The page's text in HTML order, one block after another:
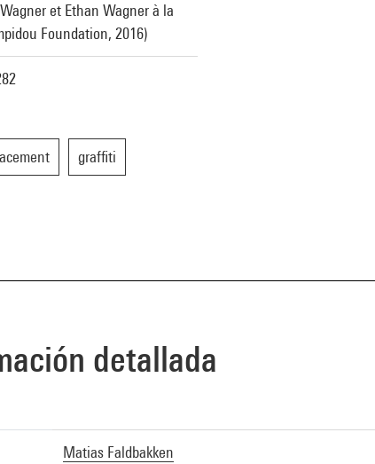
et Ethan Wagner à la
Foundation, 2016)
graffiti
detallada
Matias Faldbakken